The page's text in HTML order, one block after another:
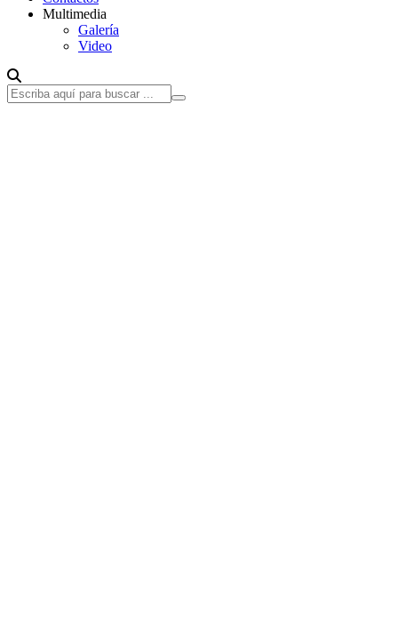
Multimedia
Galería
Video